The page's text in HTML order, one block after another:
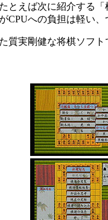
えば次に紹介する
への負担は軽い
実剛健な将棋ソフ